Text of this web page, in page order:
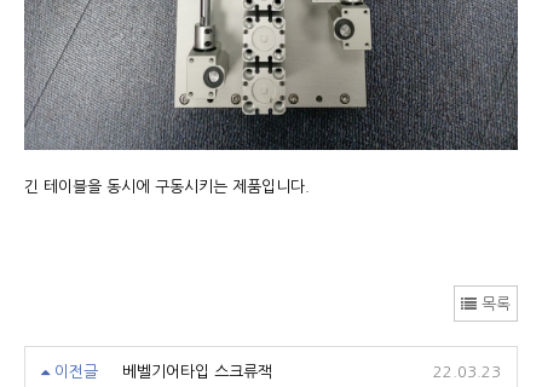
긴 테이블을 동시에 구동시키는 제품입니다.
목록
이전글 베벨기어타입 스크류잭 22.03.23